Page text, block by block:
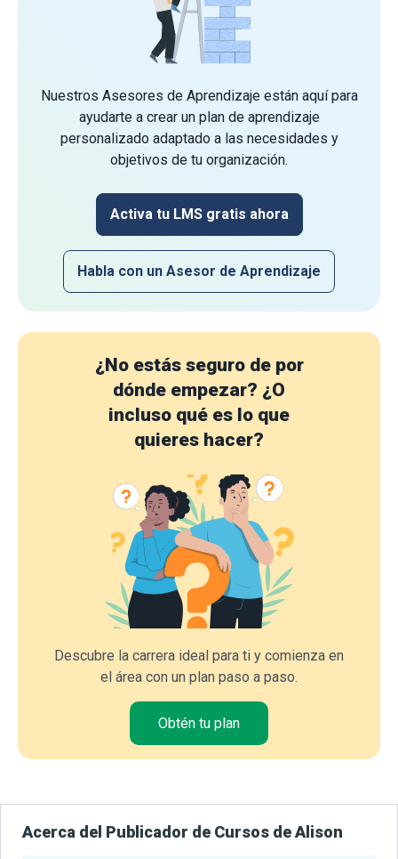
Nuestros Asesores de Aprendizaje están aquí para
ayudarte a crear un plan de aprendizaje
personalizado adaptado a las necesidades y
objetivos de tu organización.
Activa tu LMS gratis ahora
Habla con un Asesor de Aprendizaje
¿No estás seguro de por
dónde empezar? ¿O
incluso qué es lo que
quieres hacer?
Descubre la carrera ideal para ti y comienza en
el área con un plan paso a paso.
Obtén tu plan
Acerca del Publicador de Cursos de Alison